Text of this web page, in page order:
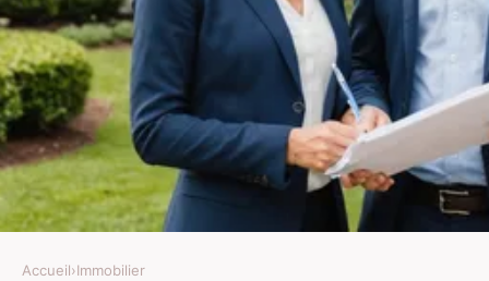
Accueil›Immobilier